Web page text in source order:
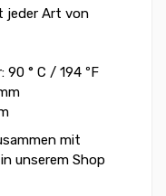
jeder Art von
90 ° C / 194 ºF
mit
unserem Shop